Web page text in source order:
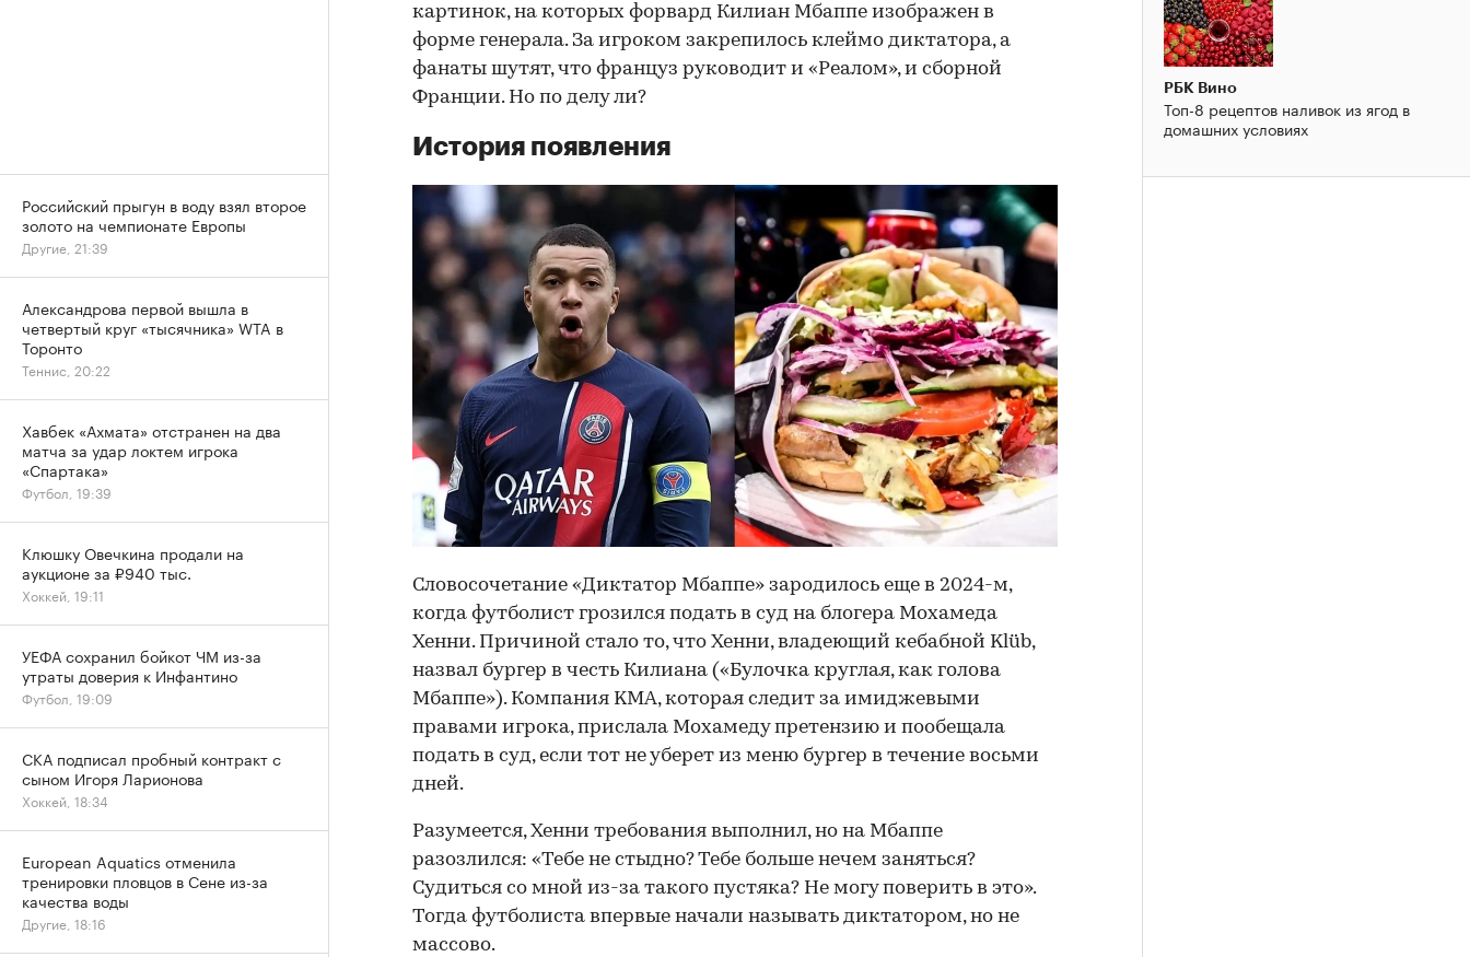
картинок, на которых форвард Килиан Мбаппе изображен в
форме генерала. За игроком закрепилось клеймо диктатора, а
фанаты шутят, что француз руководит и «Реалом», и сборной
Франции. Но по делу ли?
История появления
Словосочетание «Диктатор Мбаппе» зародилось еще в 2024-м,
когда футболист грозился подать в суд на блогера Мохамеда
Хенни. Причиной стало то, что Хенни, владеющий кебабной Klüb,
назвал бургер в честь Килиана («Булочка круглая, как голова
Мбаппе»). Компания KMA, которая следит за имиджевыми
правами игрока, прислала Мохамеду претензию и пообещала
подать в суд, если тот не уберет из меню бургер в течение восьми
дней.
Разумеется, Хенни требования выполнил, но на Мбаппе
разозлился: «Тебе не стыдно? Тебе больше нечем заняться?
Судиться со мной из-за такого пустяка? Не могу поверить в это».
Тогда футболиста впервые начали называть диктатором, но не
массово.
РБК Вино
Топ-8 рецептов наливок из ягод в
домашних условиях
Российский прыгун в воду взял второе
золото на чемпионате Европы
Другие, 21:39
Александрова первой вышла в
четвертый круг «тысячника» WTA в
Торонто
Теннис, 20:22
Хавбек «Ахмата» отстранен на два
матча за удар локтем игрока
«Спартака»
Футбол, 19:39
Клюшку Овечкина продали на
аукционе за ₽940 тыс.
Хоккей, 19:11
УЕФА сохранил бойкот ЧМ из-за
утраты доверия к Инфантино
Футбол, 19:09
СКА подписал пробный контракт с
сыном Игоря Ларионова
Хоккей, 18:34
European Aquatics отменила
тренировки пловцов в Сене из-за
качества воды
Другие, 18:16